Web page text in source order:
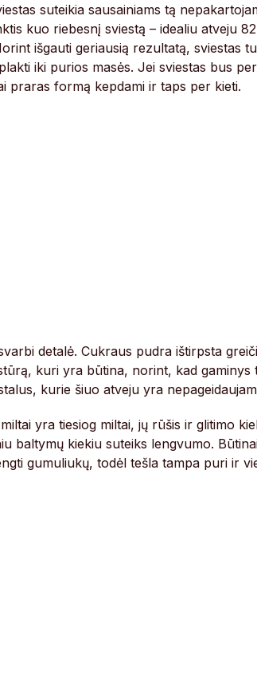
suteikia sausainiams tą
kuo riebesnį sviestą – idealiu atveju
išgauti geriausią rezultatą, sviestas
iki purios masės. Jei sviestas bus
praras formą kepdami ir taps per kieti.
detalė. Cukraus pudra ištirpsta
kuri yra būtina, norint, kad gaminys
kurie šiuo atveju yra
yra tiesiog miltai, jų rūšis ir glitimo
baltymų kiekiu suteiks lengvumo.
gumuliukų, todėl tešla tampa puri ir